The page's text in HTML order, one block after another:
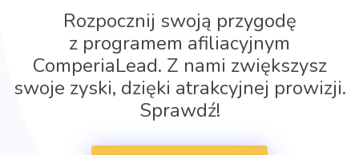
Rozpocznij swoją przygodę
z programem afiliacyjnym
ComperiaLead. Z nami zwiększysz
swoje zyski, dzięki atrakcyjnej prowizji.
Sprawdź!